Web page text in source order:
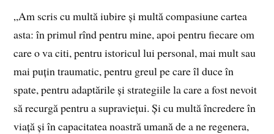
„Am scris cu multă iubire și multă compasiune cartea
asta: în primul rînd pentru mine, apoi pentru fiecare om
care o va citi, pentru istoricul lui personal, mai mult sau
mai puțin traumatic, pentru greul pe care îl duce în
spate, pentru adaptările și strategiile la care a fost nevoit
să recurgă pentru a supraviețui. Și cu multă încredere în
viață și în capacitatea noastră umană de a ne regenera,